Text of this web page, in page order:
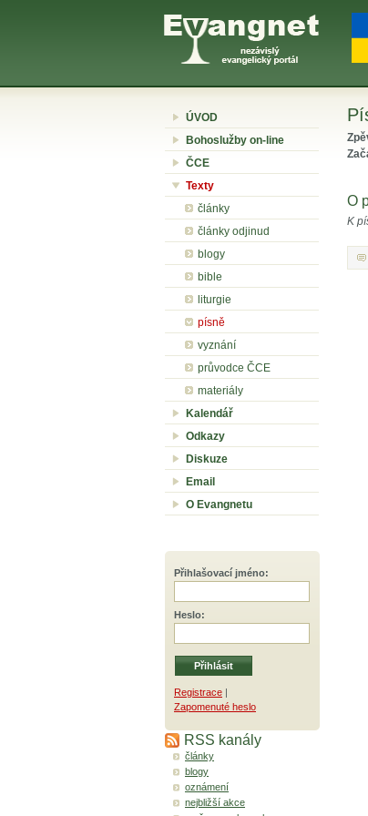
ÚVOD
Bohoslužby on-line
ČCE
Texty
články
články odjinud
blogy
bible
liturgie
písně
vyznání
průvodce ČCE
materiály
Kalendář
Odkazy
Diskuze
Email
O Evangnetu
Přihlašovací jméno:
Heslo:
Registrace |
Zapomenuté heslo
RSS kanály
články
blogy
oznámení
nejbližší akce
O
K